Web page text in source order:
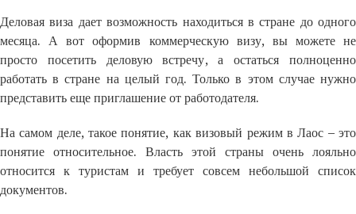
Деловая виза дает возможность находиться в стране до одного
месяца. А вот оформив коммерческую визу, вы можете не
просто посетить деловую встречу, а остаться полноценно
работать в стране на целый год. Только в этом случае нужно
представить еще приглашение от работодателя.
На самом деле, такое понятие, как визовый режим в Лаос – это
понятие относительное. Власть этой страны очень лояльно
относится к туристам и требует совсем небольшой список
документов.